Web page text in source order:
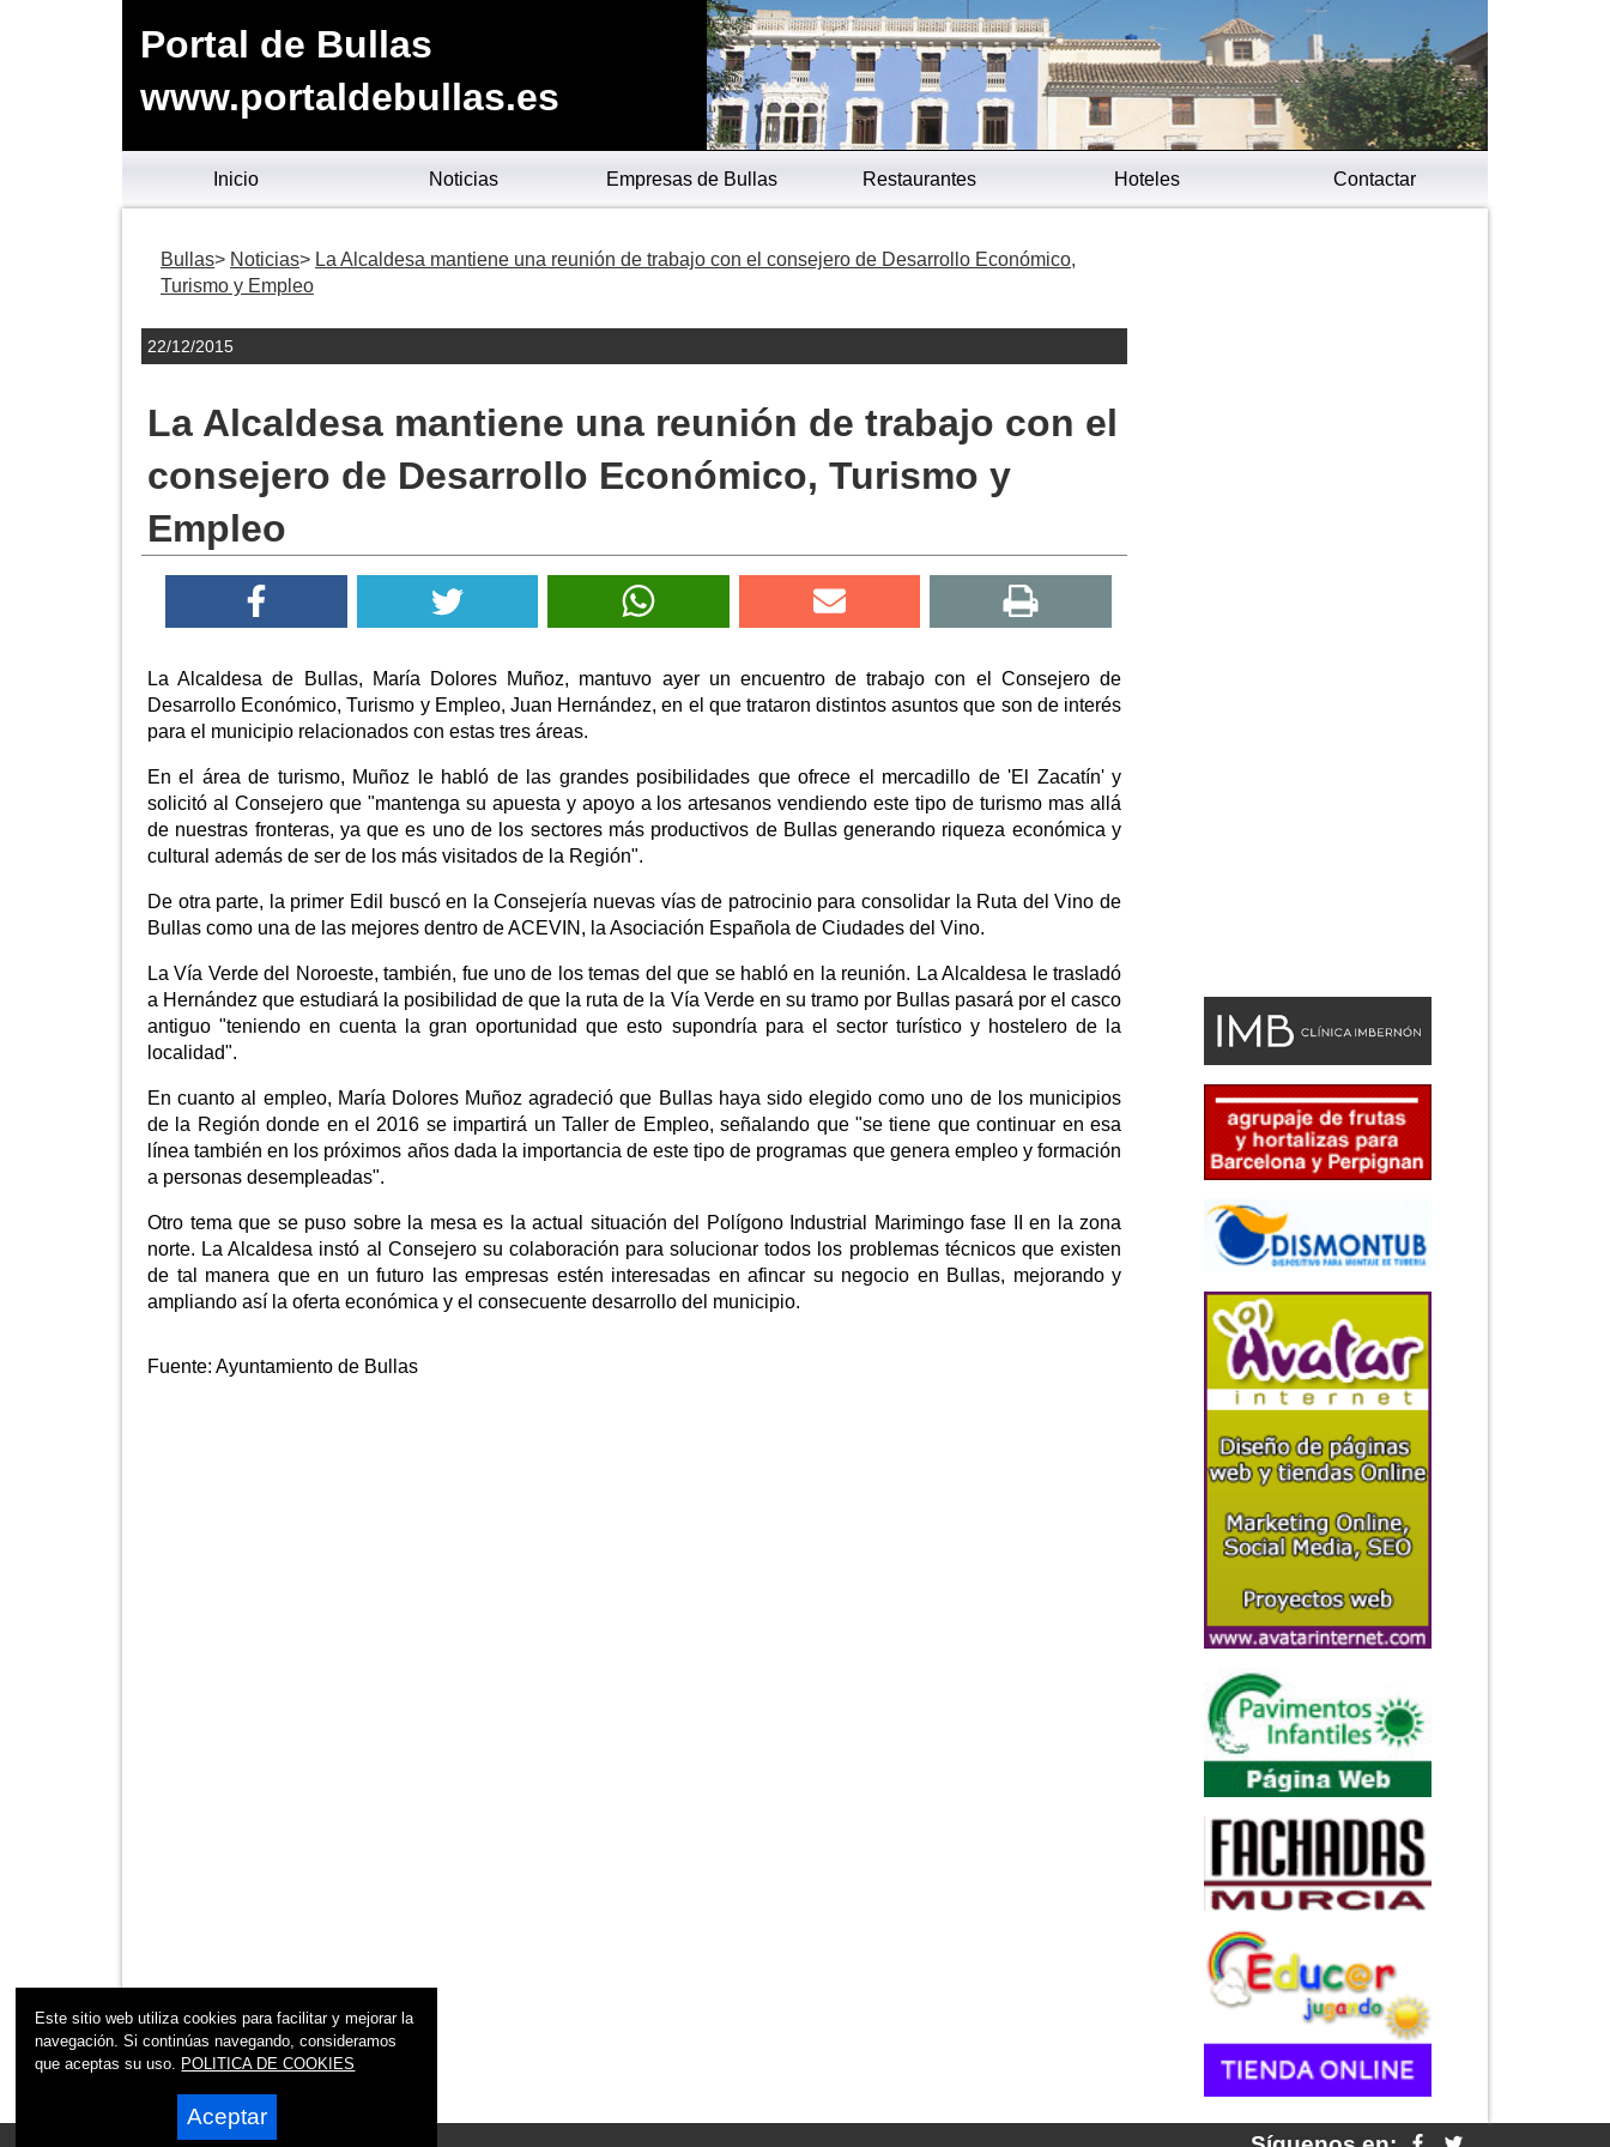
Portal de Bullas
www.portaldebullas.es
Inicio Noticias Empresas de Bullas Restaurantes Hoteles Contactar
Bullas Noticias
La Alcaldesa mantiene una reunión de trabajo con el consejero de Desarrollo Económico,
Turismo y Empleo
22/12/2015
La Alcaldesa mantiene una reunión de trabajo con el
consejero de Desarrollo Económico, Turismo y
Empleo
La Alcaldesa de Bullas, María Dolores Muñoz, mantuvo ayer un encuentro de trabajo con el Consejero de
Desarrollo Económico, Turismo y Empleo, Juan Hernández, en el que trataron distintos asuntos que son de interés
para el municipio relacionados con estas tres áreas.
En el área de turismo, Muñoz le habló de las grandes posibilidades que ofrece el mercadillo de 'El Zacatín' y
solicitó al Consejero que "mantenga su apuesta y apoyo a los artesanos vendiendo este tipo de turismo mas allá
de nuestras fronteras, ya que es uno de los sectores más productivos de Bullas generando riqueza económica y
cultural además de ser de los más visitados de la Región".
De otra parte, la primer Edil buscó en la Consejería nuevas vías de patrocinio para consolidar la Ruta del Vino de
Bullas como una de las mejores dentro de ACEVIN, la Asociación Española de Ciudades del Vino.
La Vía Verde del Noroeste, también, fue uno de los temas del que se habló en la reunión. La Alcaldesa le trasladó
a Hernández que estudiará la posibilidad de que la ruta de la Vía Verde en su tramo por Bullas pasará por el casco
antiguo "teniendo en cuenta la gran oportunidad que esto supondría para el sector turístico y hostelero de la
localidad".
En cuanto al empleo, María Dolores Muñoz agradeció que Bullas haya sido elegido como uno de los municipios
de la Región donde en el 2016 se impartirá un Taller de Empleo, señalando que "se tiene que continuar en esa
línea también en los próximos años dada la importancia de este tipo de programas que genera empleo y formación
a personas desempleadas".
Otro tema que se puso sobre la mesa es la actual situación del Polígono Industrial Marimingo fase II en la zona
norte. La Alcaldesa instó al Consejero su colaboración para solucionar todos los problemas técnicos que existen
de tal manera que en un futuro las empresas estén interesadas en afincar su negocio en Bullas, mejorando y
ampliando así la oferta económica y el consecuente desarrollo del municipio.
Fuente: Ayuntamiento de Bullas
Este sitio web utiliza cookies para facilitar y mejorar la
navegación. Si continúas navegando, consideramos
que aceptas su uso. POLITICA DE COOKIES
Aceptar